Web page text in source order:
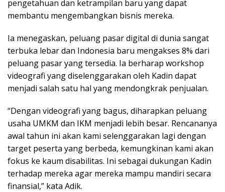
pengetahuan dan ketrampilan baru yang dapat
membantu mengembangkan bisnis mereka.
Ia menegaskan, peluang pasar digital di dunia sangat
terbuka lebar dan Indonesia baru mengakses 8% dari
peluang pasar yang tersedia. Ia berharap workshop
videografi yang diselenggarakan oleh Kadin dapat
menjadi salah satu hal yang mendongkrak penjualan.
“Dengan videografi yang bagus, diharapkan peluang
usaha UMKM dan IKM menjadi lebih besar. Rencananya
awal tahun ini akan kami selenggarakan lagi dengan
target peserta yang berbeda, kemungkinan kami akan
fokus ke kaum disabilitas. Ini sebagai dukungan Kadin
terhadap mereka agar mereka mampu mandiri secara
finansial,” kata Adik.